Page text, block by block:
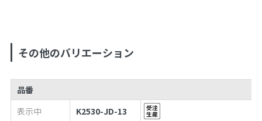
その他のバリエーション
品番
表示中
K2530-JD-13